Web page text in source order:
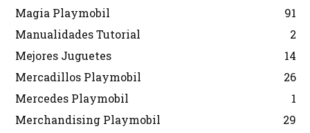
Magia Playmobil
91
Manualidades Tutorial
2
Mejores Juguetes
14
Mercadillos Playmobil
26
Mercedes Playmobil
1
Merchandising Playmobil
29